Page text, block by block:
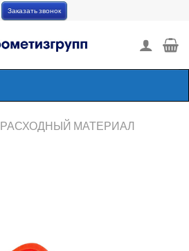
Заказать звонок
РАСХОДНЫЙ МАТЕРИАЛ